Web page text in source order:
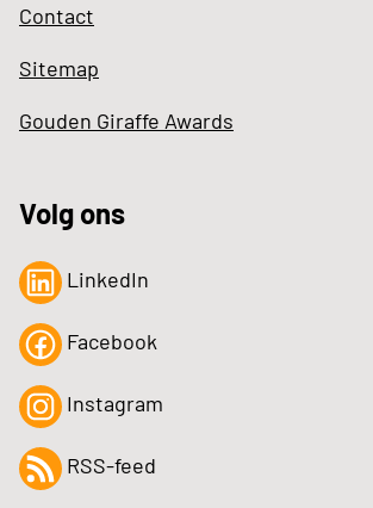
Contact
Sitemap
Gouden Giraffe Awards
Volg ons
LinkedIn
Facebook
Instagram
RSS-feed